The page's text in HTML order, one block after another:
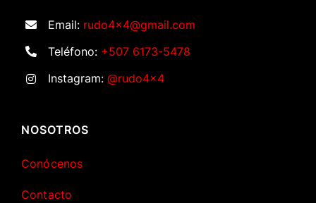
Email: rudo4x4@gmail.com
Teléfono: +507 6173-5478
Instagram:@rudo4x4
NOSOTROS
Conócenos
Contacto